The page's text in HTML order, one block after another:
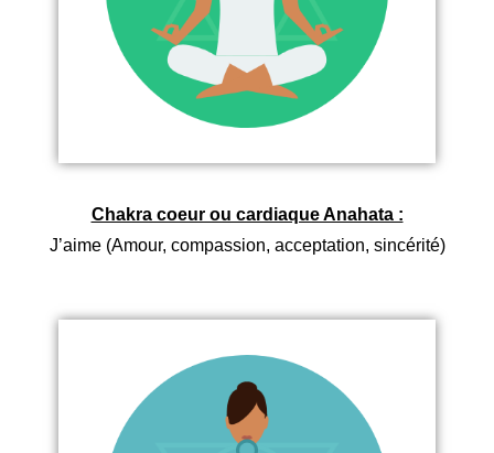
Chakra coeur ou cardiaque Anahata :
J’aime (Amour, compassion, acceptation, sincérité)